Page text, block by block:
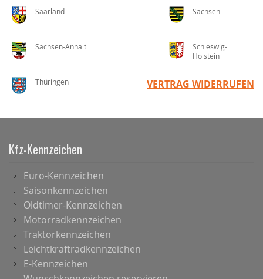
Saarland Sachsen
Sachsen-Anhalt
Schleswig-
Holstein
Thüringen VERTRAG WIDERRUFEN
Kfz-Kennzeichen
Euro-Kennzeichen
Saisonkennzeichen
Oldtimer-Kennzeichen
Motorradkennzeichen
Traktorkennzeichen
Leichtkraftradkennzeichen
E-Kennzeichen